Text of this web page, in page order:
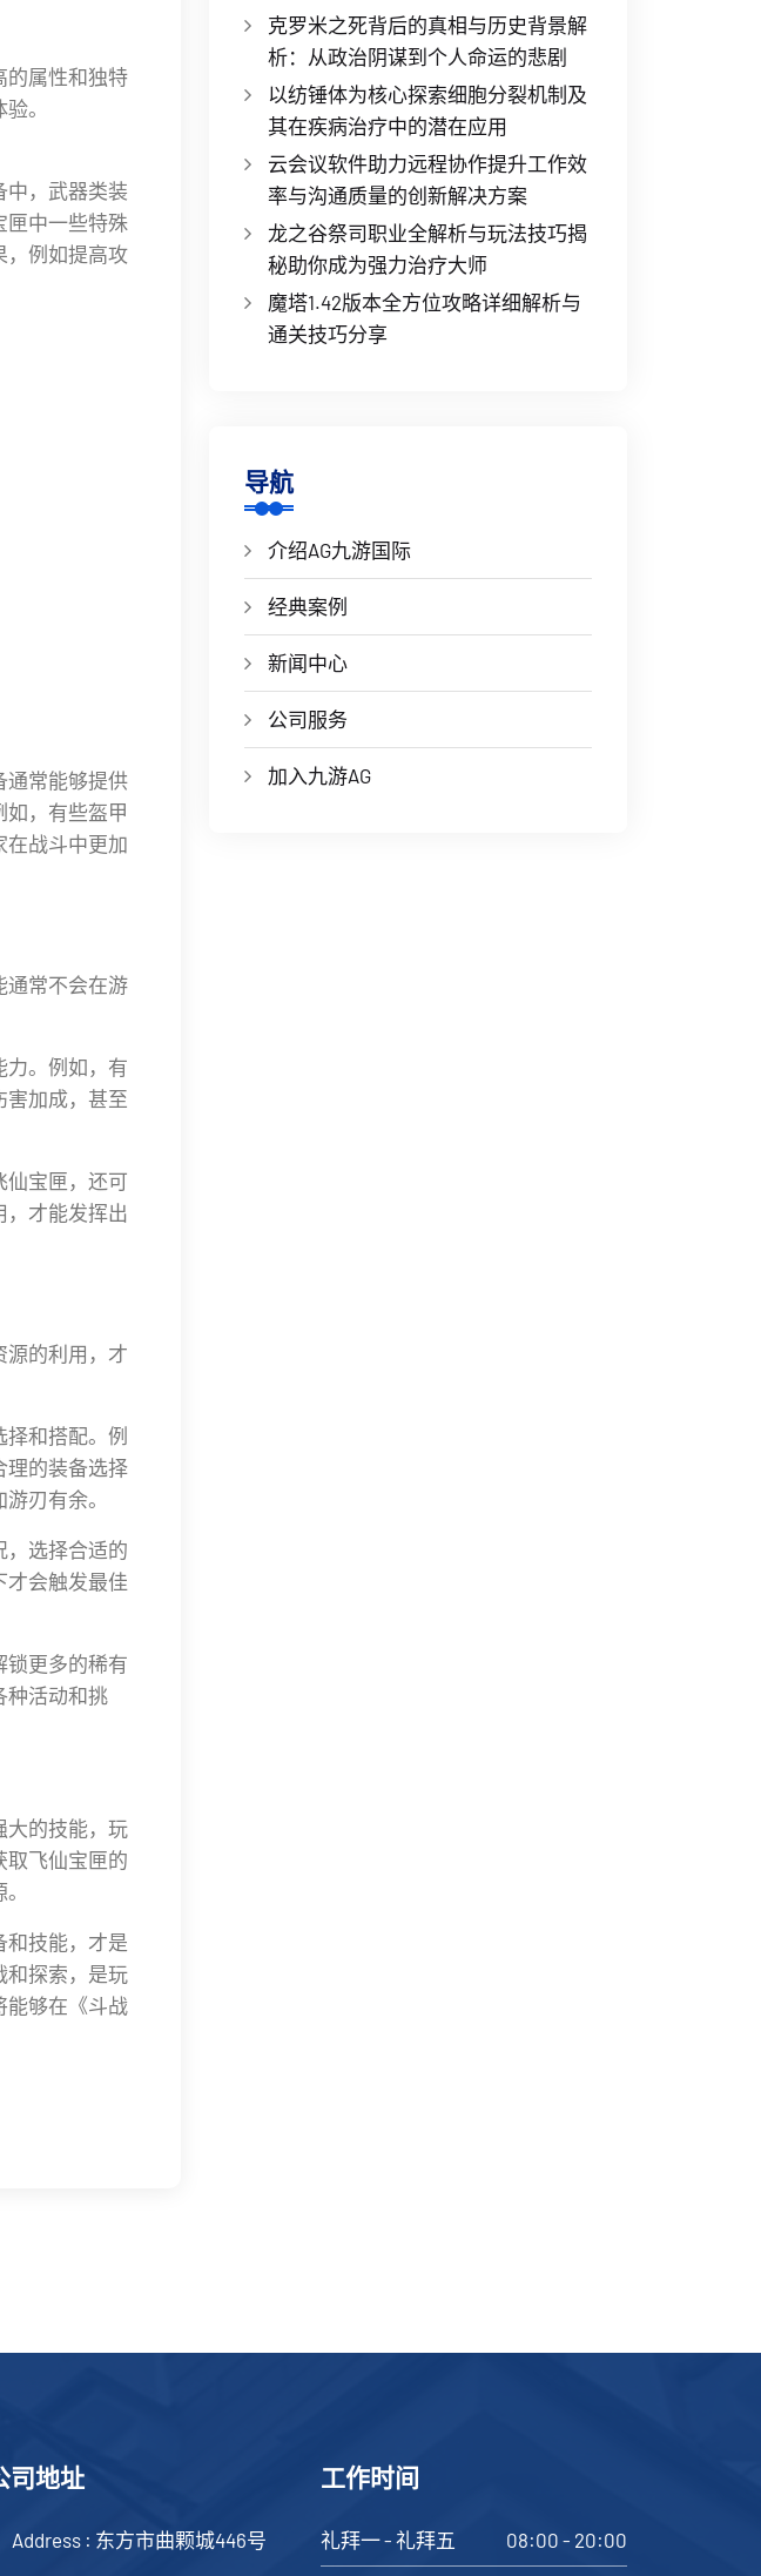
的属性和独特
。
中，武器类装
匣中一些特殊
，例如提高攻
通常能够提供
，有些盔甲
在战斗中更加
通常不会在游
力。例如，有
害加成，甚至
仙宝匣，还可
，才能发挥出
源的利用，才
和搭配。例
理的装备选择
刃有余。
，选择合适的
才会触发最佳
锁更多的稀有
种活动和挑
大的技能，玩
取飞仙宝匣的
和技能，才是
和探索，是玩
能够在《斗战
克罗米之死背后的真相与历史背景解
析：从政治阴谋到个人命运的悲剧
以纺锤体为核心探索细胞分裂机制及
其在疾病治疗中的潜在应用
云会议软件助力远程协作提升工作效
率与沟通质量的创新解决方案
龙之谷祭司职业全解析与玩法技巧揭
秘助你成为强力治疗大师
魔塔1.42版本全方位攻略详细解析与
通关技巧分享
导航
介绍AG九游国际
经典案例
新闻中心
公司服务
加入九游AG
司地址
Address : 东方市曲颗城446号
工作时间
礼拜一 - 礼拜五 08:00 - 20:00